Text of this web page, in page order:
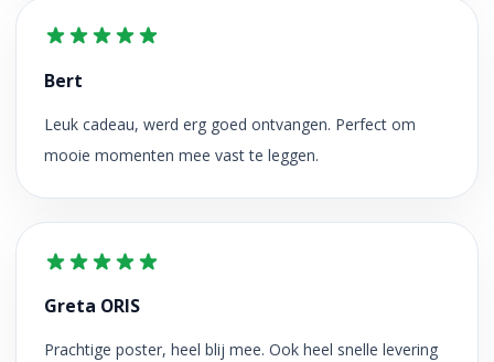
Bert
Leuk cadeau, werd erg goed ontvangen. Perfect om
mooie momenten mee vast te leggen.
Greta ORIS
Prachtige poster, heel blij mee. Ook heel snelle levering